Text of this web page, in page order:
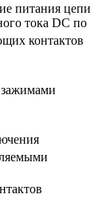
питания цепи
тока DC по
контактов